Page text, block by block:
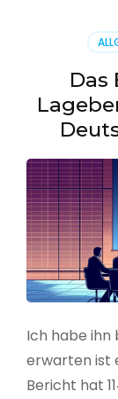
Das
Ich habe ihn
erwarten ist
Bericht hat